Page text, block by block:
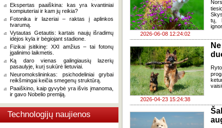
Ekspertas paaiškina: kas yra kvantiniai
kompiuteriai ir kam jų reikia?
Fotonika ir lazeriai – raktas į aplinkos
tvarumą.
Vytautas Getautis: kartais naujų išradimų
idėjos kyla ir bėgiojant stadione.
Fizikai įsitikinę: XXI amžius – tai fotonų
įgalinimo laikmetis.
Ką daro vienas galingiausių lazerių
pasaulyje, kurį sukūrė lietuviai.
Neuromokslininkas: psichodeliniai grybai
reikšmingai keičia smegenų struktūrą.
Paaiškino, kaip gyvybė yra išvis įmanoma,
ir gavo Nobelio premiją.
Technologijų naujienos
2026-06-08 12:24:02
tų,
2026-04-23 15:24:38